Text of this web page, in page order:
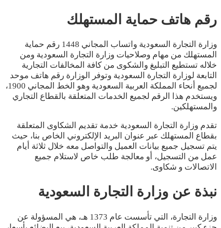
رقم هاتف حماية المستهلك
وزارة التجارة السعودية واتساب المجاني 1448 رقم حماية
المستهلك من مهام وصلاحيات وزارة التجارة السعودية ومن
خلاله تستطيع التبليغ والشكوى من كافة المخالفات التجارية
التابعة لوزارة التجارة السعودية وتوفر الوزارة رقم هاتف موحد
لجميع أنحاء المملكة العربية السعودية وهو الخط المجاني 1900،
ويستخدم هذا الرقم لجميع الخدمات المتعلقة بالقطاع التجاري
والمستهلكين.
تقدم وزارة التجارة السعودية خدمة تقديم الشكاوى المتعلقة
بقطاع المستهلك عبر عنوان البريد الإلكتروني الخاص بنا، حيث
يتم تسجيل جميع بيانات العميل والتواصل معه خلال ثلاثة أيام
عمل من التسجيل، أو معالجة طلب خاص لاستلام جميع
الاتصالات و شكاوى.
نبذة عن وزارة التجارة السعودية
وزارة التجارة، التي تأسست عام 1373 هـ، هي المسؤولة عن